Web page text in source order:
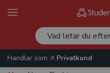
Handlar som:
Privatkund